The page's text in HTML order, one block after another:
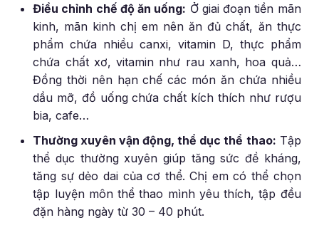
Điều chỉnh chế độ ăn uống: Ở giai đoạn tiền mãn
kinh, mãn kinh chị em nên ăn đủ chất, ăn thực
phẩm chứa nhiều canxi, vitamin D, thực phẩm
chứa chất xơ, vitamin như rau xanh, hoa quả…
Đồng thời nên hạn chế các món ăn chứa nhiều
dầu mỡ, đồ uống chứa chất kích thích như rượu
bia, cafe…
Thường xuyên vận động, thể dục thể thao: Tập
thể dục thường xuyên giúp tăng sức đề kháng,
tăng sự dẻo dai của cơ thể. Chị em có thể chọn
tập luyện môn thể thao mình yêu thích, tập đều
đặn hàng ngày từ 30 – 40 phút.